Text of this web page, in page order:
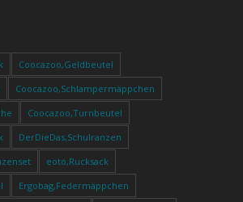
Coocazoo,Geldbeutel
Coocazoo,Schlampermäppchen
Coocazoo,Turnbeutel
DerDieDas,Schulranzen
eoto,Rucksack
Ergobag,Federmäppchen